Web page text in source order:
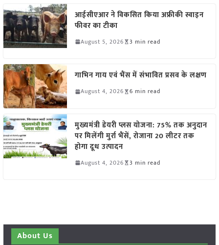
आईसीएआर ने विकसित किया अफ्रीकी स्वाइन
फीवर का टीका
August 5, 2026 3 min read
गाभिन गाय एवं भैंस में संभावित प्रसव के लक्षण
August 4, 2026 6 min read
मुख्यमंत्री डेयरी प्लस योजना: 75% तक अनुदान
पर मिलेंगी मुर्रा भैंसें, रोजाना 20 लीटर तक
होगा दूध उत्पादन
August 4, 2026 3 min read
About Us